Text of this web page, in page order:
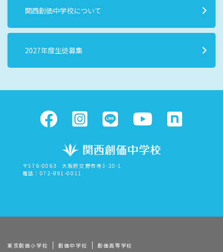
関西創価中学校について
2027年度生徒募集
〒576-0063
大阪府交野市寺3-20-1
電話：072-891-0011
東京創価小学校 創価中学校 創価高等学校